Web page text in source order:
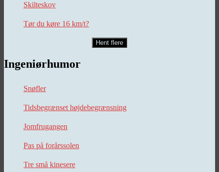
Skilteskov
Tør du køre 16 km/t?
Hent flere
Ingeniørhumor
Snøfler
Tidsbegrænset højdebegrænsning
Jomfrugangen
Pas på forårssolen
Tre små kinesere